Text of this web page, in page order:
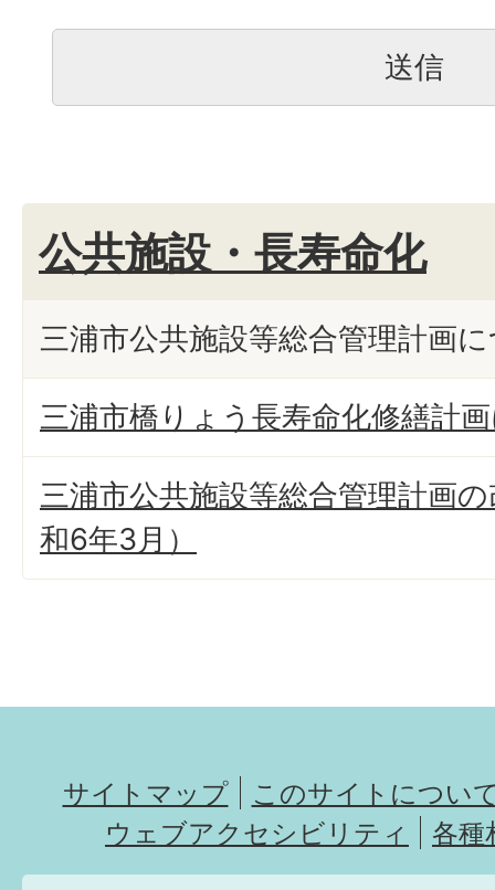
公共施設・長寿命化
三浦市公共施設等総合管理計画
三浦市橋りょう長寿命化修繕計
三浦市公共施設等総合管理計画
和6年3月）
サイトマップ
このサイトについ
ウェブアクセシビリティ
各種